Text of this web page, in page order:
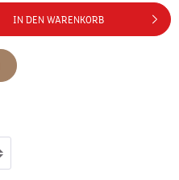
IN DEN WARENKORB